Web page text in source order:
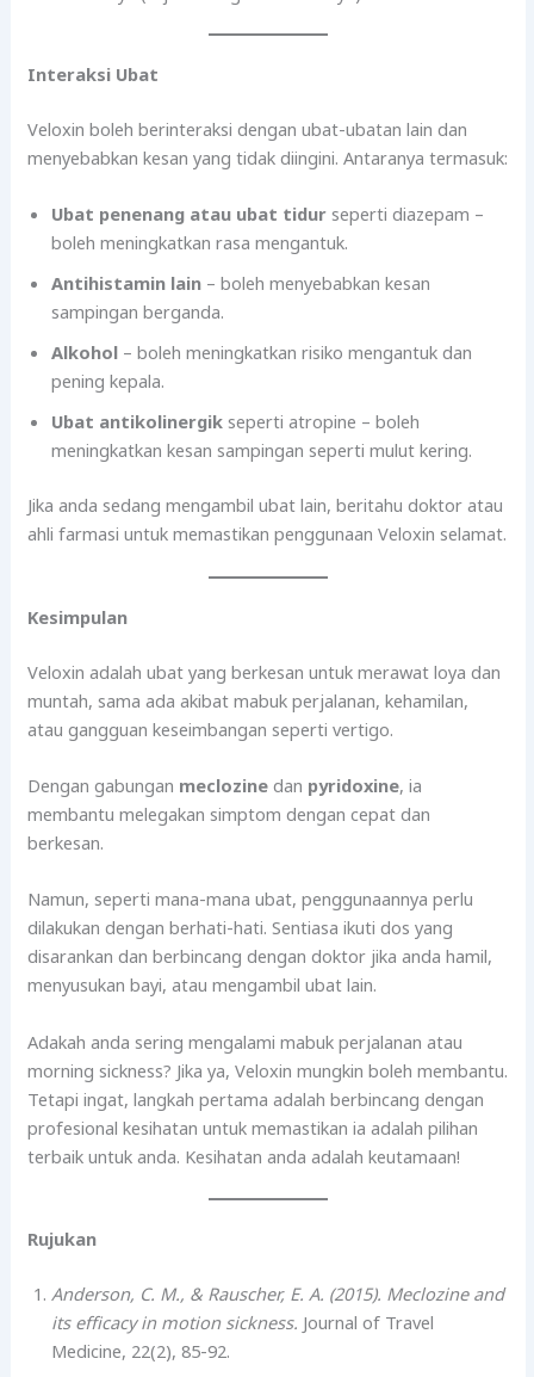
Interaksi Ubat
Veloxin boleh berinteraksi dengan ubat-ubatan lain dan
menyebabkan kesan yang tidak diingini. Antaranya termasuk:
Ubat penenang atau ubat tidur seperti diazepam –
boleh meningkatkan rasa mengantuk.
Antihistamin lain – boleh menyebabkan kesan
sampingan berganda.
Alkohol – boleh meningkatkan risiko mengantuk dan
pening kepala.
Ubat antikolinergik seperti atropine – boleh
meningkatkan kesan sampingan seperti mulut kering.
Jika anda sedang mengambil ubat lain, beritahu doktor atau
ahli farmasi untuk memastikan penggunaan Veloxin selamat.
Kesimpulan
Veloxin adalah ubat yang berkesan untuk merawat loya dan
muntah, sama ada akibat mabuk perjalanan, kehamilan,
atau gangguan keseimbangan seperti vertigo.
Dengan gabungan meclozine dan pyridoxine, ia
membantu melegakan simptom dengan cepat dan
berkesan.
Namun, seperti mana-mana ubat, penggunaannya perlu
dilakukan dengan berhati-hati. Sentiasa ikuti dos yang
disarankan dan berbincang dengan doktor jika anda hamil,
menyusukan bayi, atau mengambil ubat lain.
Adakah anda sering mengalami mabuk perjalanan atau
morning sickness? Jika ya, Veloxin mungkin boleh membantu.
Tetapi ingat, langkah pertama adalah berbincang dengan
profesional kesihatan untuk memastikan ia adalah pilihan
terbaik untuk anda. Kesihatan anda adalah keutamaan!
Rujukan
Anderson, C. M., & Rauscher, E. A. (2015). Meclozine and
its efficacy in motion sickness. Journal of Travel
Medicine, 22(2), 85-92.